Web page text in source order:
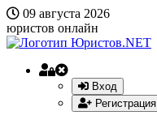
09 августа 2026
юристов онлайн
Вход
Регистрация